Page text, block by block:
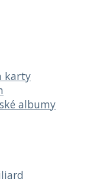
karty
albumy